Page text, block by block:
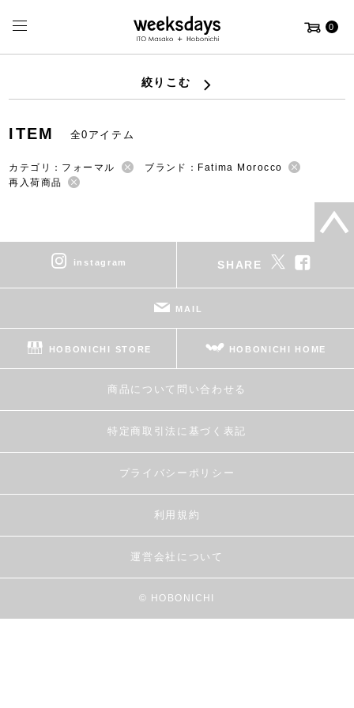
0
絞りこむ
ITEM 全0アイテム
カテゴリ：フォーマル
ブランド：Fatima Morocco
再入荷商品
instagram SHARE
MAIL
HOBONICHI STORE HOBONICHI HOME
商品について問い合わせる
特定商取引法に基づく表記
プライバシーポリシー
利用規約
運営会社について
© HOBONICHI